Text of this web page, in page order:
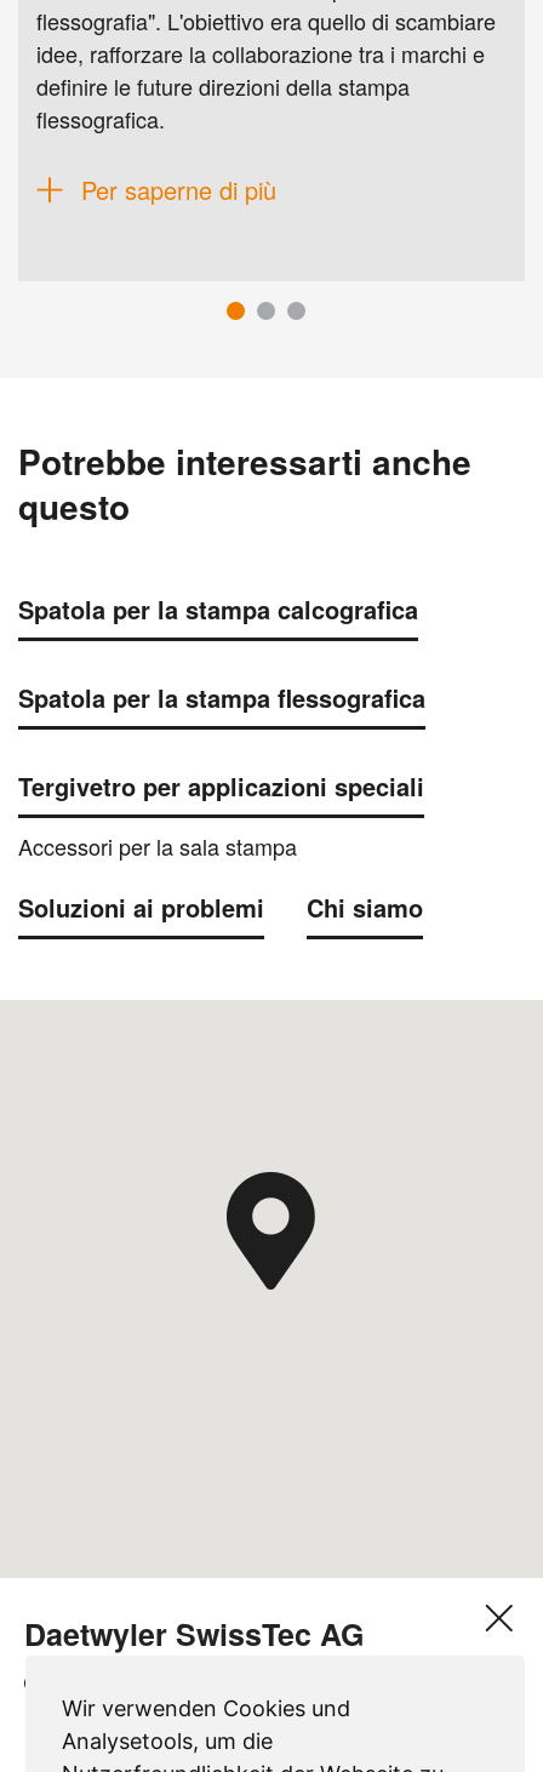
flessografia". L'obiettivo era quello di scambiare
idee, rafforzare la collaborazione tra i marchi e
definire le future direzioni della stampa
flessografica.
Per saperne di più
Potrebbe interessarti anche
questo
Spatola per la stampa calcografica
Spatola per la stampa flessografica
Tergivetro per applicazioni speciali
Accessori per la sala stampa
Soluzioni ai problemi Chi siamo